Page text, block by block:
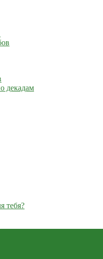
декадам
тебя?